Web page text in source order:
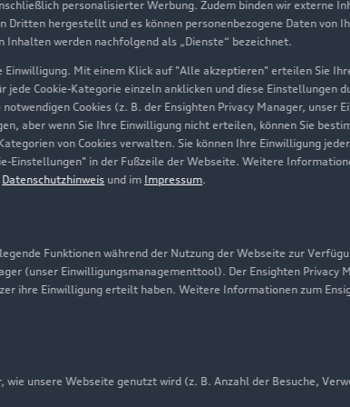
personalisierter Werbung. Zudem binden wir externe
Dritten hergestellt und es können personenbezogene Daten
Inhalten werden nachfolgend als „Dienste“ bezeichnet.
Einwilligung. Mit einem Klick auf "Alle akzeptieren" erteilen Sie
Cookie-Kategorie einzeln anklicken und diese
Cookies (z. B. der Ensighten Privacy Manager,
aber wenn Sie Ihre Einwilligung nicht erteilen, können Sie
von Cookies verwalten. Sie können Ihre Einwilligung
Einstellungen" in der Fußzeile der Webseite. Weitere
Datenschutzhinweis und im Impressum.
Funktionen während der Nutzung der Webseite zur
(unser Einwilligungsmanagementtool). Der Ensighten
ihre Einwilligung erteilt haben. Weitere Informationen zum
unsere Webseite genutzt wird (z. B. Anzahl der Besuche,
Über Audi
Unternehmen
Karriere
Investor Relations
Presse & Media Center
Audi erleben
Newsletter